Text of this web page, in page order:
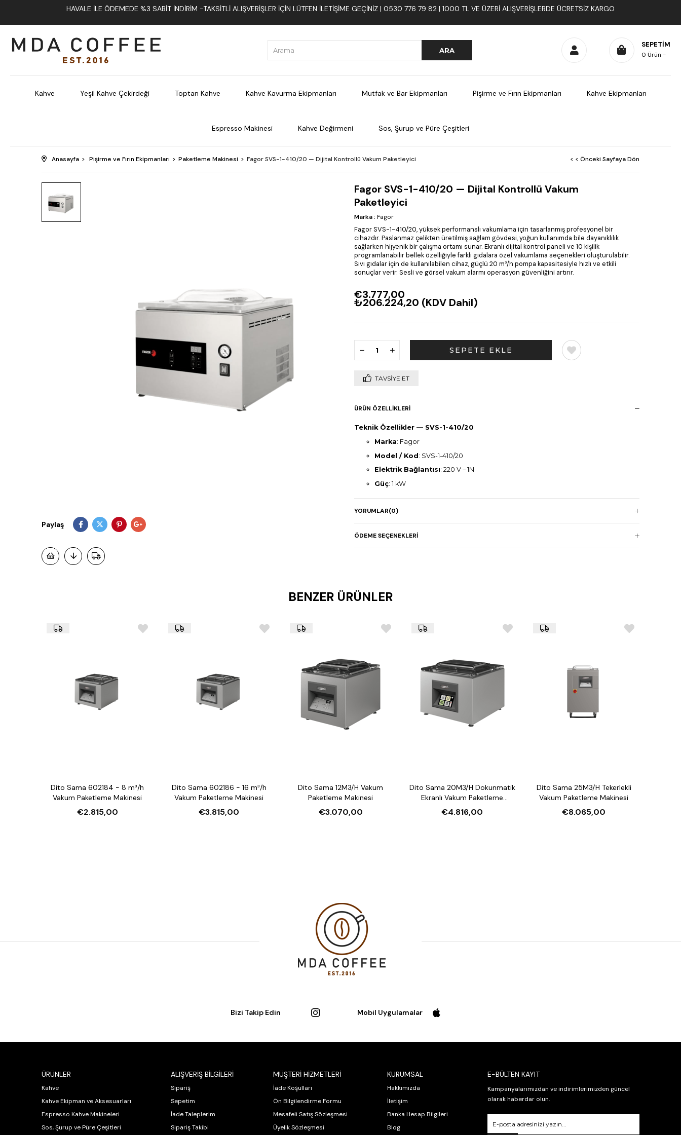
HAVALE İLE ÖDEMEDE %3 SABIT İNDIRIM -TAKSITLI ALIŞVERIŞLER İÇIN LÜTFEN ILETIŞIME GEÇINIZ | 0530 776 79 82 | 1000 TL VE ÜZERI ALIŞVERIŞLERDE ÜCRETSIZ KARGO
SEPETIM
0 Ürün
Kahve Yeşil Kahve Çekirdeği Toptan Kahve Kahve Kavurma Ekipmanları Mutfak ve Bar Ekipmanları Pişirme ve Fırın Ekipmanları Kahve Ekipmanları
Espresso Makinesi Kahve Değirmeni Sos, Şurup ve Püre Çeşitleri
Anasayfa Pişirme ve Fırın Ekipmanları Paketleme Makinesi Fagor SVS-1-410/20 — Dijital Kontrollü Vakum Paketleyici < < Önceki Sayfaya Dön
Paylaş
Fagor SVS-1-410/20 — Dijital Kontrollü Vakum
Paketleyici
Marka: Fagor
Fagor SVS-1-410/20, yüksek performanslı vakumlama için tasarlanmış profesyonel bir
cihazdır. Paslanmaz çelikten üretilmiş sağlam gövdesi, yoğun kullanımda bile dayanıklılık
sağlarken hijyenik bir çalışma ortamı sunar. Ekranlı dijital kontrol paneli ve 10 kişilik
programlanabilir bellek özelliğiyle farklı gıdalara özel vakumlama seçenekleri oluşturulabilir.
Sıvı gıdalar için de kullanılabilen cihaz, güçlü 20 m³/h pompa kapasitesiyle hızlı ve etkili
sonuçlar verir. Sesli ve görsel vakum alarmı operasyon güvenliğini artırır.
€3.777,00
₺206.224,20 (KDV Dahil)
TAVSIYE ET
ÜRÜN ÖZELLIKLERI
Teknik Özellikler — SVS-1-410/20
Marka: Fagor
Model / Kod: SVS-1-410/20
Elektrik Bağlantısı: 220 V – 1N
Güç: 1 kW
Pompa Kapasitesi: 20 m³/h
Kontrol Paneli
Bellek: 10 kişilik programlanabilir bellek
Ambalajlama
YORUMLAR(0)
ÖDEME SEÇENEKLERI
BENZER ÜRÜNLER
Dito Sama 602184 - 8 m³/h
Vakum Paketleme Makinesi
€2.815,00
Dito Sama 602186 - 16 m³/h
Vakum Paketleme Makinesi
€3.815,00
Dito Sama 12M3/H Vakum
Paketleme Makinesi
€3.070,00
Dito Sama 20M3/H Dokunmatik
Ekranlı Vakum Paketleme
Makinesi
€4.816,00
Dito Sama 25M3/H Tekerlekli
Vakum Paketleme Makinesi
€8.065,00
Bizi Takip Edin Mobil Uygulamalar
ÜRÜNLER
Kahve
Kahve Ekipman ve Aksesuarları
Espresso Kahve Makineleri
Sos, Şurup ve Püre Çeşitleri
ALIŞVERİŞ BİLGİLERİ
Sipariş
Sepetim
İade Taleplerim
Sipariş Takibi
MÜŞTERİ HİZMETLERİ
İade Koşulları
Ön Bilgilendirme Formu
Mesafeli Satış Sözleşmesi
Üyelik Sözleşmesi
KURUMSAL
Hakkımızda
İletişim
Banka Hesap Bilgileri
Blog
E-BÜLTEN KAYIT
Kampanyalarımızdan ve indirimlerimizden güncel
olarak haberdar olun.